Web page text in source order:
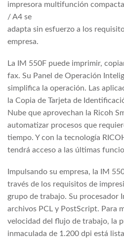
impresora multifunción
/ A4 se
adapta sin esfuerzo a los
empresa.
La IM 550F puede imprimir,
fax. Su Panel de Operación
simplifica la operación. Las
la Copia de Tarjeta de
Nube que aprovechan la Ricoh
automatizar procesos que
tiempo. Y con la tecnología
tendrá acceso a las últimas
Impulsando su empresa, la IM
través de los requisitos de
grupo de trabajo. Su procesador
archivos PCL y PostScript. Para
velocidad del flujo de trabajo, la
inmaculada de 1.200 dpi está